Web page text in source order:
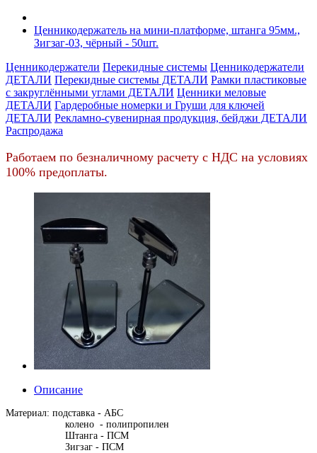
Ценникодержатель на мини-платформе, штанга 95мм.,
Зигзаг-03, чёрный - 50шт.
Ценникодержатели Перекидные системы Ценникодержатели
ДЕТАЛИ Перекидные системы ДЕТАЛИ Рамки пластиковые
c закруглёнными углами ДЕТАЛИ Ценники меловые
ДЕТАЛИ Гардеробные номерки и Груши для ключей
ДЕТАЛИ Рекламно-сувенирная продукция, бейджи ДЕТАЛИ
Распродажа
Работаем по безналичному расчету с НДС на условиях
100% предоплаты.
Описание
Материал: подставка - АБС
колено - полипропилен
Штанга - ПСМ
Зигзаг - ПСМ